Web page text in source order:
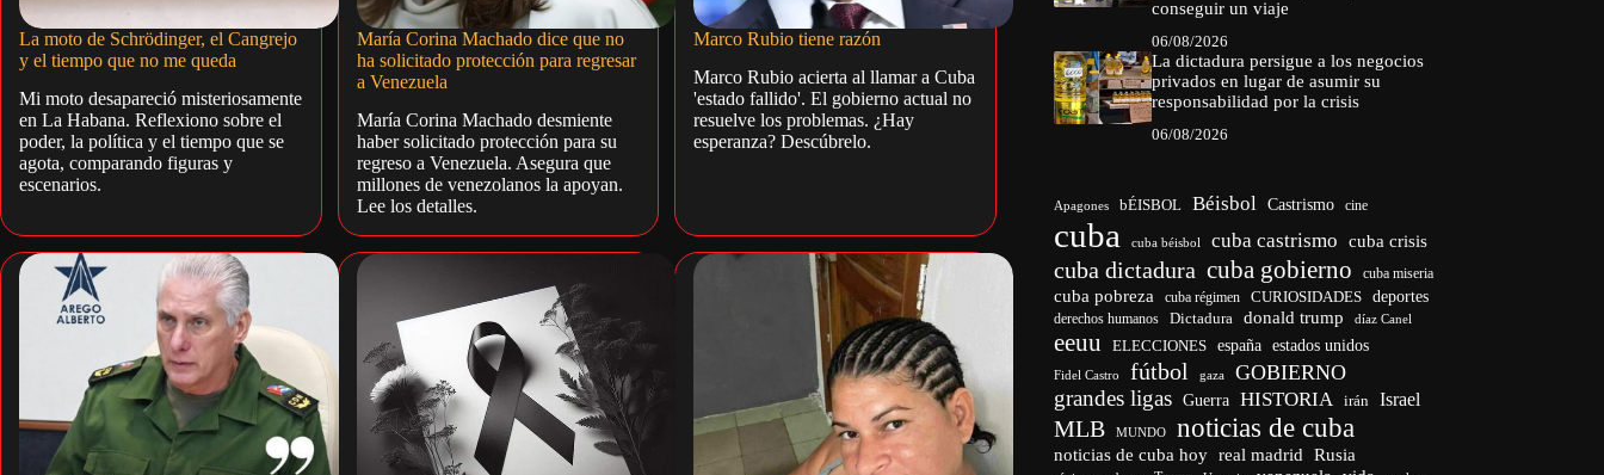
La moto de Schrödinger, el Cangrejo
y el tiempo que no me queda
Mi moto desapareció misteriosamente
en La Habana. Reflexiono sobre el
poder, la política y el tiempo que se
agota, comparando figuras y
escenarios.
María Corina Machado dice que no
ha solicitado protección para regresar
a Venezuela
María Corina Machado desmiente
haber solicitado protección para su
regreso a Venezuela. Asegura que
millones de venezolanos la apoyan.
Lee los detalles.
Marco Rubio tiene razón
Marco Rubio acierta al llamar a Cuba
'estado fallido'. El gobierno actual no
resuelve los problemas. ¿Hay
esperanza? Descúbrelo.
conseguir un viaje
06/08/2026
La dictadura persigue a los negocios
privados en lugar de asumir su
responsabilidad por la crisis
06/08/2026
Apagones bÉISBOL Béisbol Castrismo cine
cuba cuba béisbol cuba castrismo cuba crisis
cuba dictadura cuba gobierno cuba miseria
cuba pobreza cuba régimen CURIOSIDADES deportes
derechos humanos Dictadura donald trump díaz Canel
eeuu ELECCIONES españa estados unidos
Fidel Castro fútbol gaza GOBIERNO
grandes ligas Guerra HISTORIA irán Israel
MLB MUNDO noticias de cuba
noticias de cuba hoy real madrid Rusia